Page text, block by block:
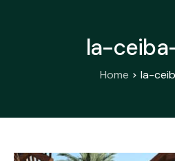
la-
Home la-